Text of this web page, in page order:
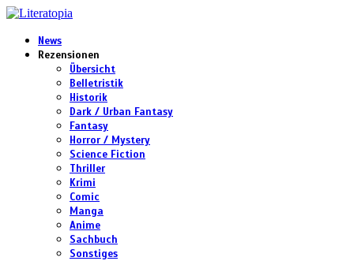
News
Rezensionen
Übersicht
Belletristik
Historik
Dark / Urban Fantasy
Fantasy
Horror / Mystery
Science Fiction
Thriller
Krimi
Comic
Manga
Anime
Sachbuch
Sonstiges